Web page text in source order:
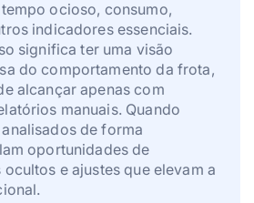
ocioso, consumo,
indicadores essenciais.
significa ter uma visão
do comportamento da frota,
alcançar apenas com
manuais. Quando
de forma
oportunidades de
e ajustes que elevam a